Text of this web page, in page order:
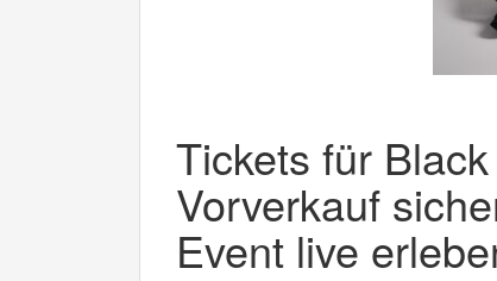
Tickets für
Vorverkauf
Event live